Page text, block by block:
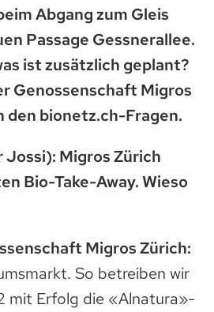
Abgang zum Gleis
Passage Gessnerallee.
ist zusätzlich geplant?
Genossenschaft Migros
den bionetz.ch-Fragen.
Migros Zürich
Bio-Take-Away. Wieso
Migros Zürich:
So betreiben wir
mit Erfolg die «Alnatura»-